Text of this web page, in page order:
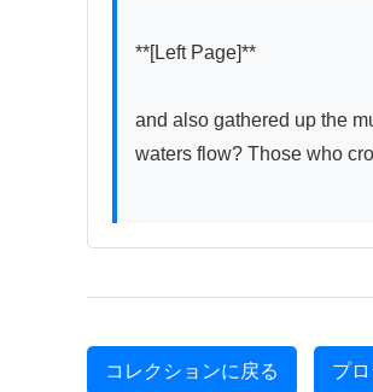
**[Left Page]**
and also gathered up the
waters flow? Those who
コレクションに戻る プ